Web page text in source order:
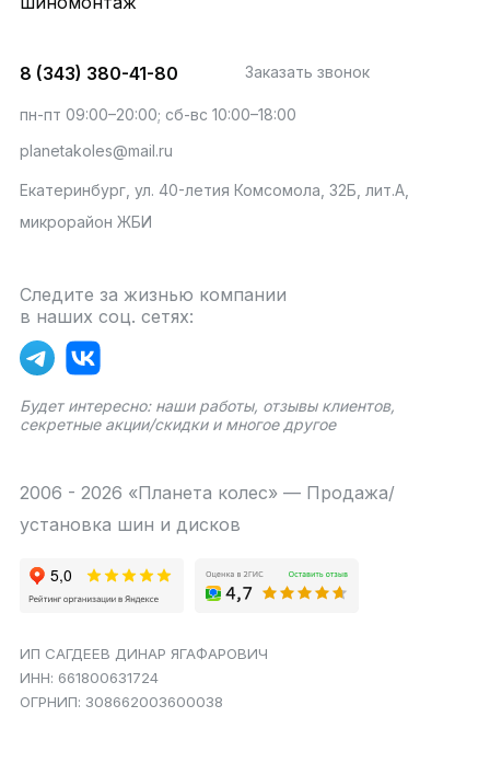
8 (343) 380-41-80 Заказать звонок
пн-пт 09:00–20:00; сб-вс 10:00–18:00
planetakoles@mail.ru
Екатеринбург, ул. 40-летия Комсомола, 32Б, лит.А,
микрорайон ЖБИ
Следите за жизнью компании
в наших соц. сетях:
Будет интересно: наши работы, отзывы клиентов,
секретные акции/скидки и многое другое
2006 - 2026 «Планета колес» — Продажа/
установка шин и дисков
ИП САГДЕЕВ ДИНАР ЯГАФАРОВИЧ
ИНН: 661800631724
ОГРНИП: 308662003600038